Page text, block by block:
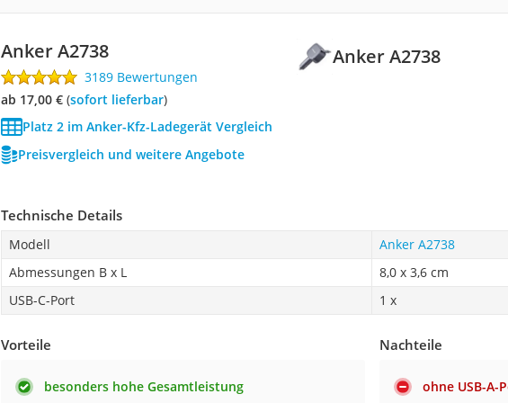
Anker A2738
Anker A2738
3189 Bewertungen
ab 17,00 €( Sofort lieferbar)
Platz 2 im Anker-Kfz-Ladegerät Vergleich
Preisvergleich und weitere Angebote
Technische Details
Modell
Anker A2738
Abmessungen B x L
8,0 x 3,6 cm
USB-C-Port
1 x
Vorteile
besonders hohe Gesamtleistung
Nachteile
ohne USB-A-